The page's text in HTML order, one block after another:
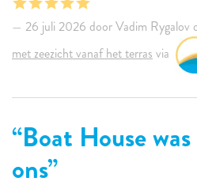
26 juli 2026 door Vadim Rygalov
met zeezicht vanaf het terras via
Boat House
ons